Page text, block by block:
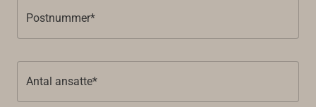
Postnummer*
Antal ansatte*